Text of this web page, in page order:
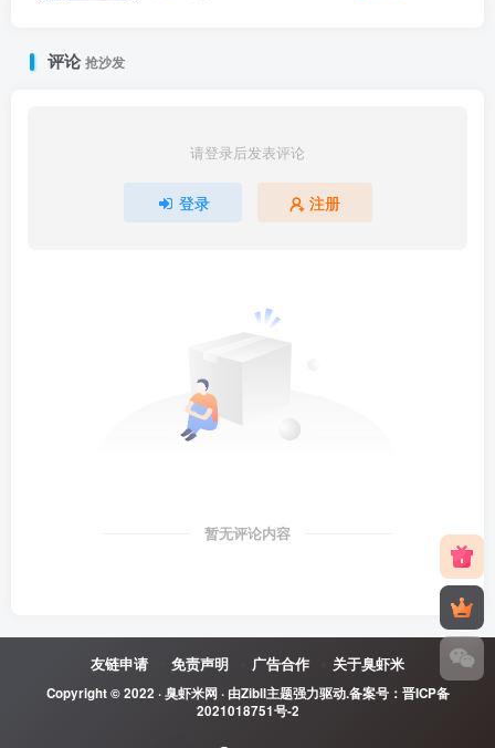
评论抢沙发
请登录后发表评论
登录 注册
暂无评论内容
友链申请 免责声明 广告合作 关于臭虾米
Copyright © 2022 ·臭虾米网· 由Zibll主题强力驱动.备案号： 晋ICP备
2021018751号-2